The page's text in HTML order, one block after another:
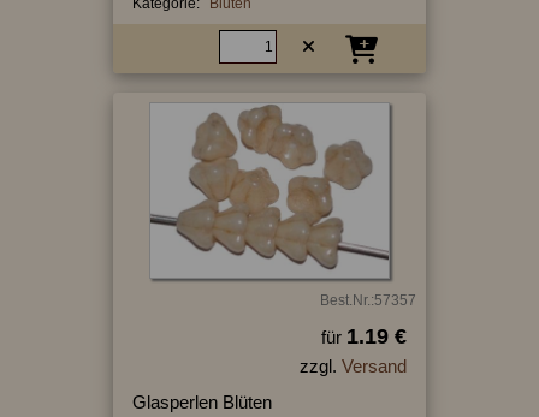
Kategorie: Blüten
Best.Nr.:57357
für 1.19 €
zzgl. Versand
Glasperlen Blüten